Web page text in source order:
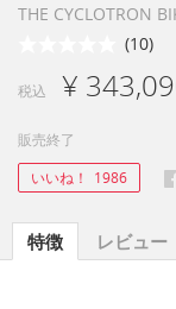
THE CYCLOTRON
(10)
税込 ¥
販売終了
いいね！
1986
特徴 レビュー